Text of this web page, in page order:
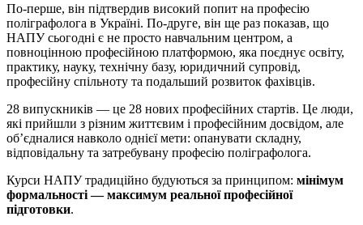
По-перше, він підтвердив високий попит на професію
поліграфолога в Україні. По-друге, він ще раз показав, що
НАПУ сьогодні є не просто навчальним центром, а
повноцінною професійною платформою, яка поєднує освіту,
практику, науку, технічну базу, юридичний супровід,
професійну спільноту та подальший розвиток фахівців.
28 випускників — це 28 нових професійних стартів. Це люди,
які прийшли з різним життєвим і професійним досвідом, але
об’єдналися навколо однієї мети: опанувати складну,
відповідальну та затребувану професію поліграфолога.
Курси НАПУ традиційно будуються за принципом: мінімум
формальності — максимум реальної професійної
підготовки.